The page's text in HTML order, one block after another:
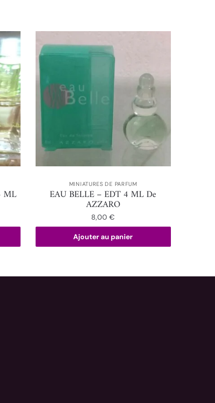
ML
MINIATURES DE PARFUM
EAU BELLE – EDT 4 ML De
AZZARO
8,00€
Ajouter au panier